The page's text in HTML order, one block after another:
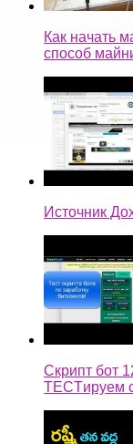
Как начать
способ
Источник
Скрипт бот
TECTируем